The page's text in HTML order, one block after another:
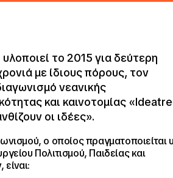
υλοποιεί το 2015 για δεύτερη
με ίδιους πόρους, τον
νεανικής
και καινοτομίας
οι ιδέες».
ο οποίος πραγματοποιείται
Πολιτισμού, Παιδείας και